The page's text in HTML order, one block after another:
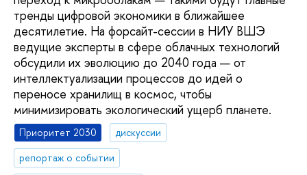
тренды цифровой экономики в ближайшее
десятилетие. На форсайт-сессии в НИУ ВШЭ
ведущие эксперты в сфере облачных технологий
обсудили их эволюцию до 2040 года — от
интеллектуализации процессов до идей о
переносе хранилищ в космос, чтобы
минимизировать экологический ущерб планете.
Приоритет 2030
дискуссии
репортаж о событии